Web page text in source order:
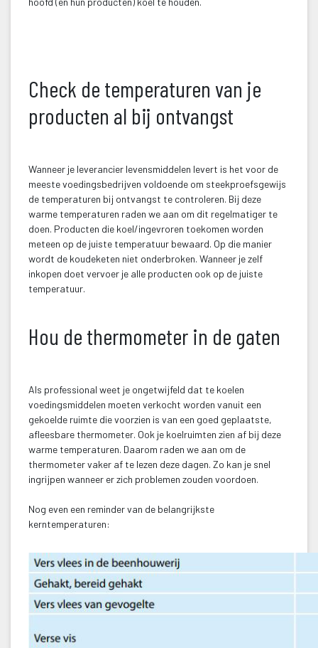
Check de temperaturen van je
producten al bij ontvangst
Wanneer je leverancier levensmiddelen levert is het voor de
meeste voedingsbedrijven voldoende om steekproefsgewijs
de temperaturen bij ontvangst te controleren. Bij deze
warme temperaturen raden we aan om dit regelmatiger te
doen. Producten die koel/ingevroren toekomen worden
meteen op de juiste temperatuur bewaard. Op die manier
wordt de koudeketen niet onderbroken. Wanneer je zelf
inkopen doet vervoer je alle producten ook op de juiste
temperatuur.
Hou de thermometer in de gaten
Als professional weet je ongetwijfeld dat te koelen
voedingsmiddelen moeten verkocht worden vanuit een
gekoelde ruimte die voorzien is van een goed geplaatste,
afleesbare thermometer. Ook je koelruimten zien af bij deze
warme temperaturen. Daarom raden we aan om de
thermometer vaker af te lezen deze dagen. Zo kan je snel
ingrijpen wanneer er zich problemen zouden voordoen.
Nog even een reminder van de belangrijkste
kerntemperaturen: